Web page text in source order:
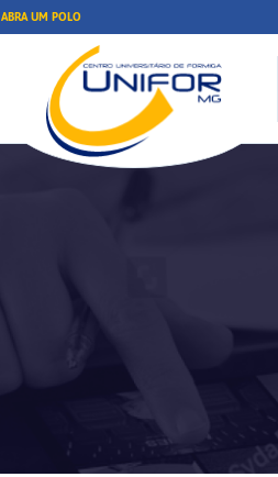
ABRA UM POLO